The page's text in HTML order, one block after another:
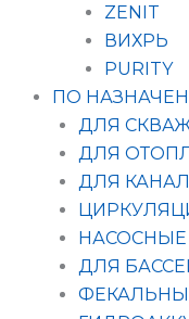
ZENIT
ВИХРЬ
PURITY
ПО
ДЛЯ
ДЛЯ
ДЛЯ
НАСОСНЫЕ
ДЛЯ